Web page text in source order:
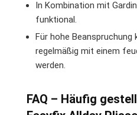
In Kombination mit
funktional.
Für hohe Beanspruchung
regelmäßig mit einem
werden.
FAQ – Häufig